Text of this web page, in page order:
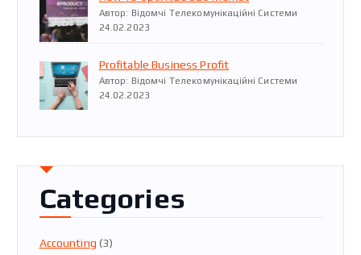
Автор: Відомчі Телекомунікаційні Системи
24.02.2023
Profitable Business Profit
Автор: Відомчі Телекомунікаційні Системи
24.02.2023
Categories
Accounting (3)